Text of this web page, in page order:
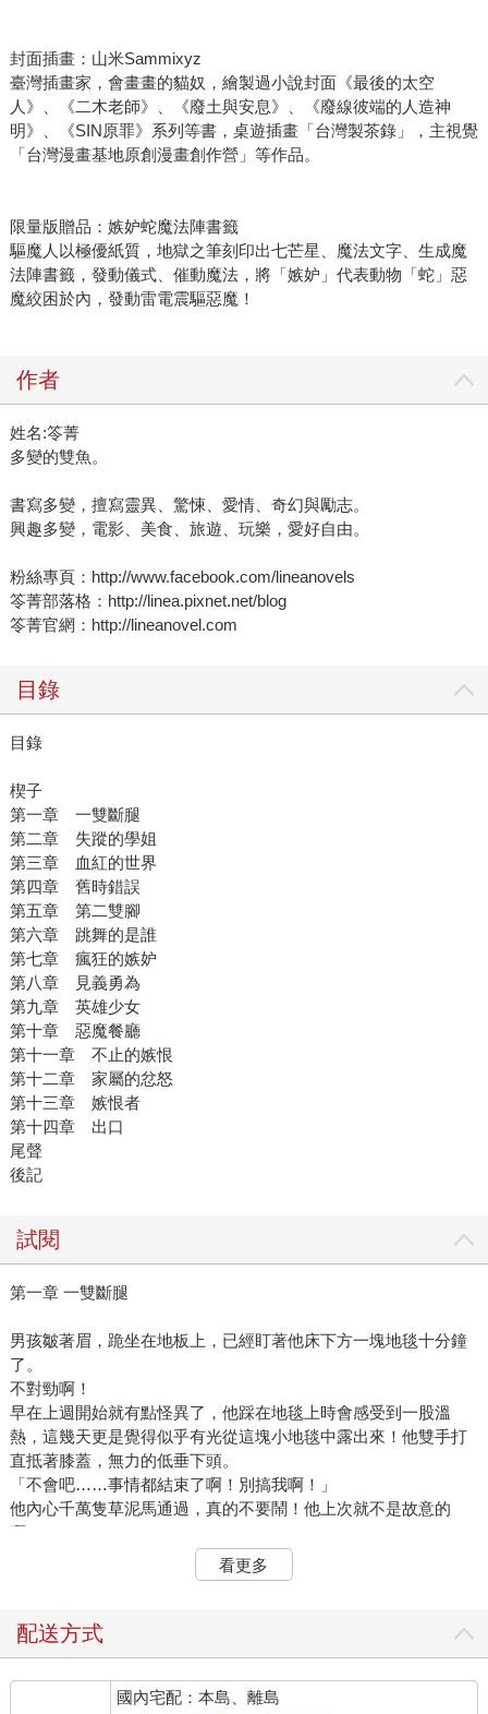
封面插畫：山米Sammixyz
臺灣插畫家，會畫畫的貓奴，繪製過小說封面《最後的太空
人》、《二木老師》、《廢土與安息》、《廢線彼端的人造神
明》、《SIN原罪》系列等書，桌遊插畫「台灣製茶錄」，主視覺
「台灣漫畫基地原創漫畫創作營」等作品。
限量版贈品：嫉妒蛇魔法陣書籤
驅魔人以極優紙質，地獄之筆刻印出七芒星、魔法文字、生成魔
法陣書籤，發動儀式、催動魔法，將「嫉妒」代表動物「蛇」惡
魔絞困於內，發動雷電震驅惡魔！
作者
姓名:笭菁
多變的雙魚。
書寫多變，擅寫靈異、驚悚、愛情、奇幻與勵志。
興趣多變，電影、美食、旅遊、玩樂，愛好自由。
粉絲專頁：http://www.facebook.com/lineanovels
笭菁部落格：http://linea.pixnet.net/blog
笭菁官網：http://lineanovel.com
目錄
目錄
楔子
第一章 一雙斷腿
第二章 失蹤的學姐
第三章 血紅的世界
第四章 舊時錯誤
第五章 第二雙腳
第六章 跳舞的是誰
第七章 瘋狂的嫉妒
第八章 見義勇為
第九章 英雄少女
第十章 惡魔餐廳
第十一章 不止的嫉恨
第十二章 家屬的忿怒
第十三章 嫉恨者
第十四章 出口
尾聲
後記
試閱
第一章 一雙斷腿
男孩皺著眉，跪坐在地板上，已經盯著他床下方一塊地毯十分鐘
了。
不對勁啊！
早在上週開始就有點怪異了，他踩在地毯上時會感受到一股溫
熱，這幾天更是覺得似乎有光從這塊小地毯中露出來！他雙手打
直抵著膝蓋，無力的低垂下頭。
「不會吧……事情都結束了啊！別搞我啊！」
他內心千萬隻草泥馬通過，真的不要鬧！他上次就不是故意的
啊！
他只是剛好拿到「惡魔之書」、剛好不想交出去，剛好試著想畫
畫看召喚惡魔的陣法有多簡單，結果剛好踩到坑好嗎？他又不是
陣完整畫好的！
只要隨便畫某幾個元素就成立了！他哪會知道！
「怠惰」的惡魔貝爾菲格被召喚而出，加強了人們偷懶跟躺平的
看更多
配送方式
國內宅配：本島、離島